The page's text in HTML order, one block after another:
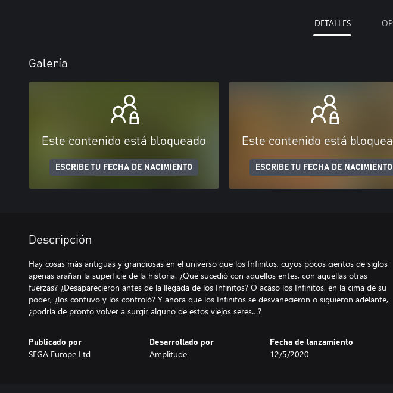
DETALLES
Galería
Este contenido está bloqueado
ESCRIBE TU FECHA DE NACIMIENTO
Este contenido está
ESCRIBE TU FECHA DE NACIMIENTO
Descripción
Hay cosas más antiguas y grandiosas en el universo que los Infinitos, cuyos pocos cientos de siglos
apenas arañan la superficie de la historia. ¿Qué sucedió con aquellos entes, con aquellas otras
fuerzas? ¿Desaparecieron antes de la llegada de los Infinitos? O acaso los Infinitos, en la cima de su
poder, ¿los contuvo y los controló? Y ahora que los Infinitos se desvanecieron o siguieron adelante,
¿podría de pronto volver a surgir alguno de estos viejos seres…?
Publicado por
SEGA Europe Ltd
Desarrollado por
Amplitude
Fecha de lanzamiento
12/5/2020